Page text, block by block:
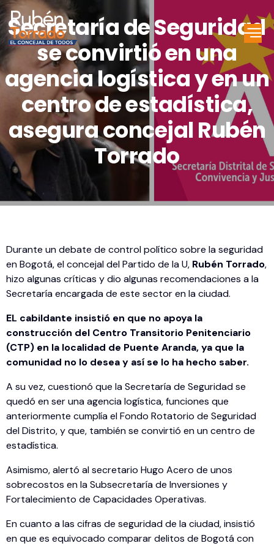
Secretaría de Seguridad
se convirtió en una
agencia logística y en un
centro de estadística,
asegura concejal Rubén
Torrado
Durante un debate de control político sobre la seguridad
en Bogotá, el concejal del Partido de la U, Rubén Torrado,
hizo algunas críticas y dio algunas recomendaciones a la
Secretaría encargada de este sector en la ciudad.
EL cabildante insistió en que no apoya la
construcción del Centro Transitorio Penitenciario
(CTP) en la localidad de Puente Aranda, ya que la
comunidad no lo desea y así se lo ha hecho saber.
A su vez, cuestionó que la Secretaría de Seguridad se
quedó en ser una agencia logística, funciones que
anteriormente cumplía el Fondo Rotatorio de Seguridad
del Distrito, y que, también se convirtió en un centro de
estadística.
Asimismo, alertó al secretario Hugo Acero de unos
sobrecostos en la Subsecretaría de Inversiones y
Fortalecimiento de Capacidades Operativas.
En cuanto a las cifras de seguridad de la ciudad, insistió
en que es equivocado comparar delitos de Bogotá con